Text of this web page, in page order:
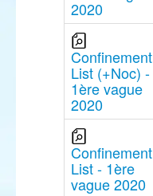
2020
Confinement
List (+Noc) -
1ère vague
2020
Confinement
List - 1ère
vague 2020